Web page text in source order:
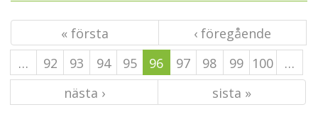
« första
‹ föregående
…
92 93 94 95 96 97 98 99 100
…
nästa ›
sista »